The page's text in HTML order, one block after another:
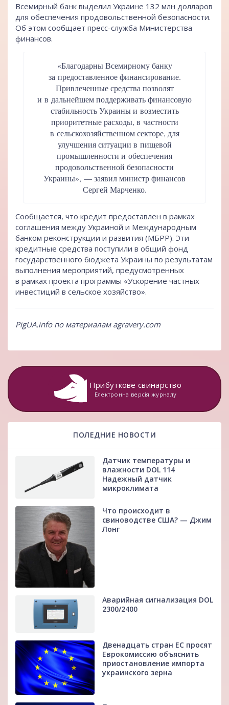
Всемирный банк выделил Украине 132 млн долларов
для обеспечения продовольственной безопасности.
Об этом сообщает пресс-служба Министерства
финансов.
«Благодарны Всемирному банку
за предоставленное финансирование.
Привлеченные средства позволят
и в дальнейшем поддерживать финансовую
стабильность Украины и возместить
приоритетные расходы, в частности
в сельскохозяйственном секторе, для
улучшения ситуации в пищевой
промышленности и обеспечения
продовольственной безопасности
Украины», — заявил министр финансов
Сергей Марченко.
Сообщается, что кредит предоставлен в рамках
соглашения между Украиной и Международным
банком реконструкции и развития (МБРР). Эти
кредитные средства поступили в общий фонд
государственного бюджета Украины по результатам
выполнения мероприятий, предусмотренных
в рамках проекта программы «Ускорение частных
инвестиций в сельское хозяйство».
PigUA.info по материалам аgravery.com
Прибуткове свинарство
Електронна версія журналу
ПОЛЕДНИЕ НОВОСТИ
Датчик температуры и
влажности DOL 114
Надежный датчик
микроклимата
Что происходит в
свиноводстве США? — Джим
Лонг
Аварийная сигнализация DOL
2300/2400
Двенадцать стран ЕС просят
Еврокомиссию объяснить
приостановление импорта
украинского зерна